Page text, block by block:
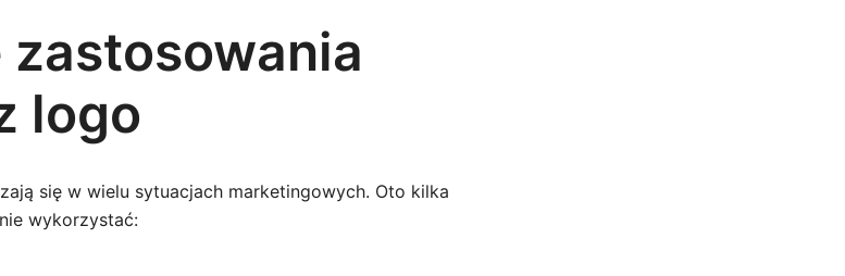
logo
się w wielu sytuacjach marketingowych. Oto kilka
wykorzystać: